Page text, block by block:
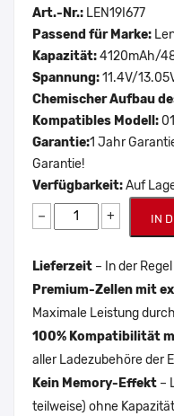
Art.-Nr.: LEN19I677
Passend für Marke:
Kapazität:4120mAh/
Spannung:11.4V/
Chemischer Aufbau
Kompatibles Modell:
Garantie:1 Jahr
Garantie!
Verfügbarkeit:Auf
− + IN
Lieferzeit – In der
Premium-Zellen mit
Maximale Leistung
100% Kompatibilität
aller Ladezubehöre der
Kein Memory-Effekt –
teilweise) ohne